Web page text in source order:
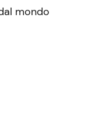
mondo